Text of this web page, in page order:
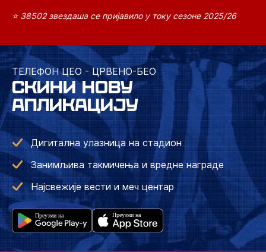
⭐ 38502 звездаша се пријавило у току сезоне 2025/26
ТЕЛЕФОН ЦЕО - ЦРВЕНО-БЕО
СКИНИ НОВУ
АПЛИКАЦИЈУ
Дигитална улазница на стадион
Занимљива такмичења и вредне награде
Најсвежије вести и меч центар